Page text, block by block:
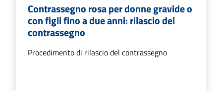
Contrassegno rosa per donne gravide o
con figli fino a due anni: rilascio del
contrassegno
Procedimento di rilascio del contrassegno